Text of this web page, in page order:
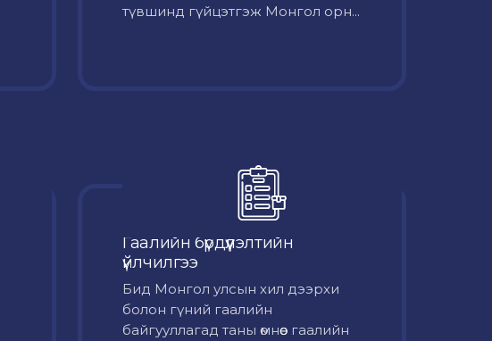
түвшинд гүйцэтгэж Монгол орн...
Гаалийн бүрдүүлэлтийн
үйлчилгээ
Бид Монгол улсын хил дээрхи
болон гүний гаалийн
байгууллагад таны өмнөөс гаалийн